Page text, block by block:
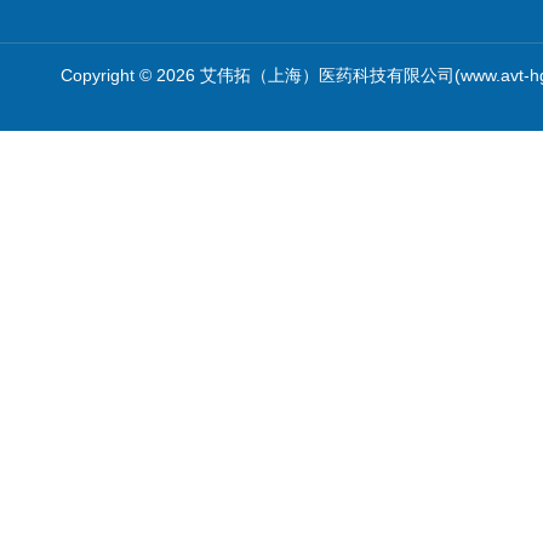
Copyright © 2026 艾伟拓（上海）医药科技有限公司(www.avt-